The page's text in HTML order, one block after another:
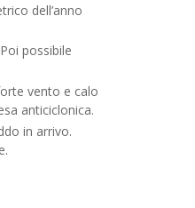
dell’anno
possibile
vento e calo
anticiclonica.
in arrivo.